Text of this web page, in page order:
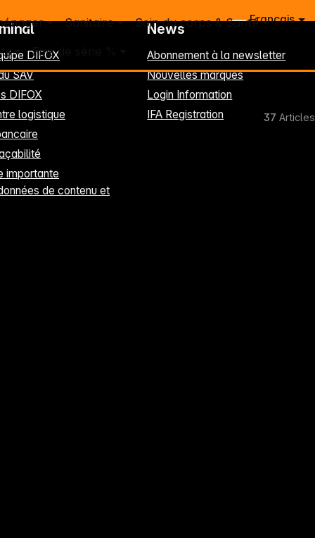
Français
Sanitaire Soin du corps & Santé
Fins de série %
37 Articles
DIFOX
SAV
DIFOX
logistique
importante
de contenu et
News
Abonnement à la newsletter
Nouvelles marques
Login Information
IFA Registration